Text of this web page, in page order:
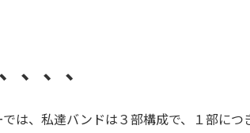
、、、
は、私達バンドは３部構成で、１部につ